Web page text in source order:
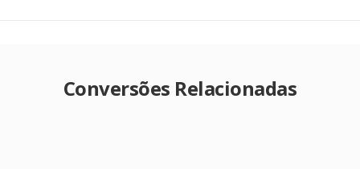
Conversões Relacionadas